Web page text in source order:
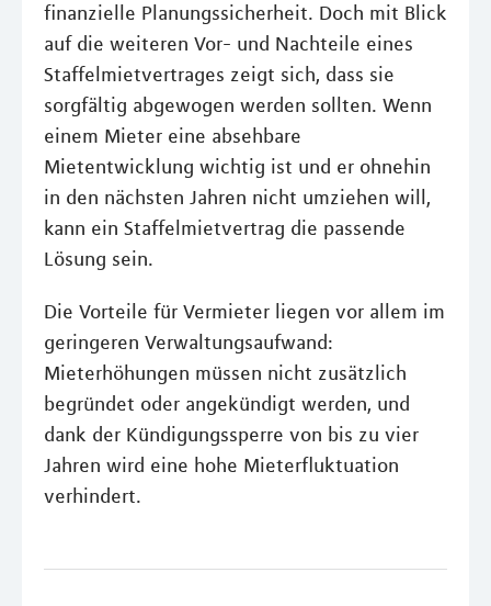
finanzielle Planungssicherheit. Doch mit Blick
auf die weiteren Vor- und Nachteile eines
Staffelmietvertrages zeigt sich, dass sie
sorgfältig abgewogen werden sollten. Wenn
einem Mieter eine absehbare
Mietentwicklung wichtig ist und er ohnehin
in den nächsten Jahren nicht umziehen will,
kann ein Staffelmietvertrag die passende
Lösung sein.
Die Vorteile für Vermieter liegen vor allem im
geringeren Verwaltungsaufwand:
Mieterhöhungen müssen nicht zusätzlich
begründet oder angekündigt werden, und
dank der Kündigungssperre von bis zu vier
Jahren wird eine hohe Mieterfluktuation
verhindert.